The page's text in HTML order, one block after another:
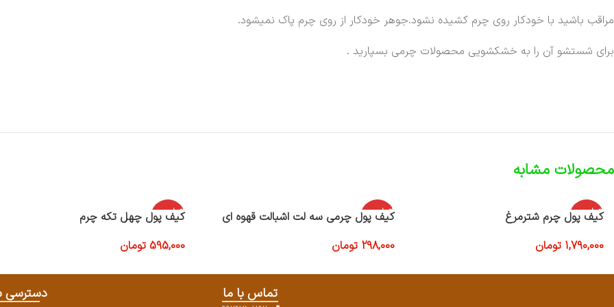
مراقب باشید با خودکار روی چرم کشیده نشود.جوهر خودکار از روی چرم پاک نمیشود.
برای شستشو آن را به خشکشویی محصولات چرمی بسپارید .
محصولات مشابه
اتمام موج
ودی
کیف پول چرم شترمرغ
1,790,000 تومان
اتمام موج
ودی
کیف پول چرمی سه لت اشبالت قهوه ای
298,000 تومان
اتمام موج
ودی
کیف پول چهل تکه چرم
595,000 تومان
تماس با ما دسترسی